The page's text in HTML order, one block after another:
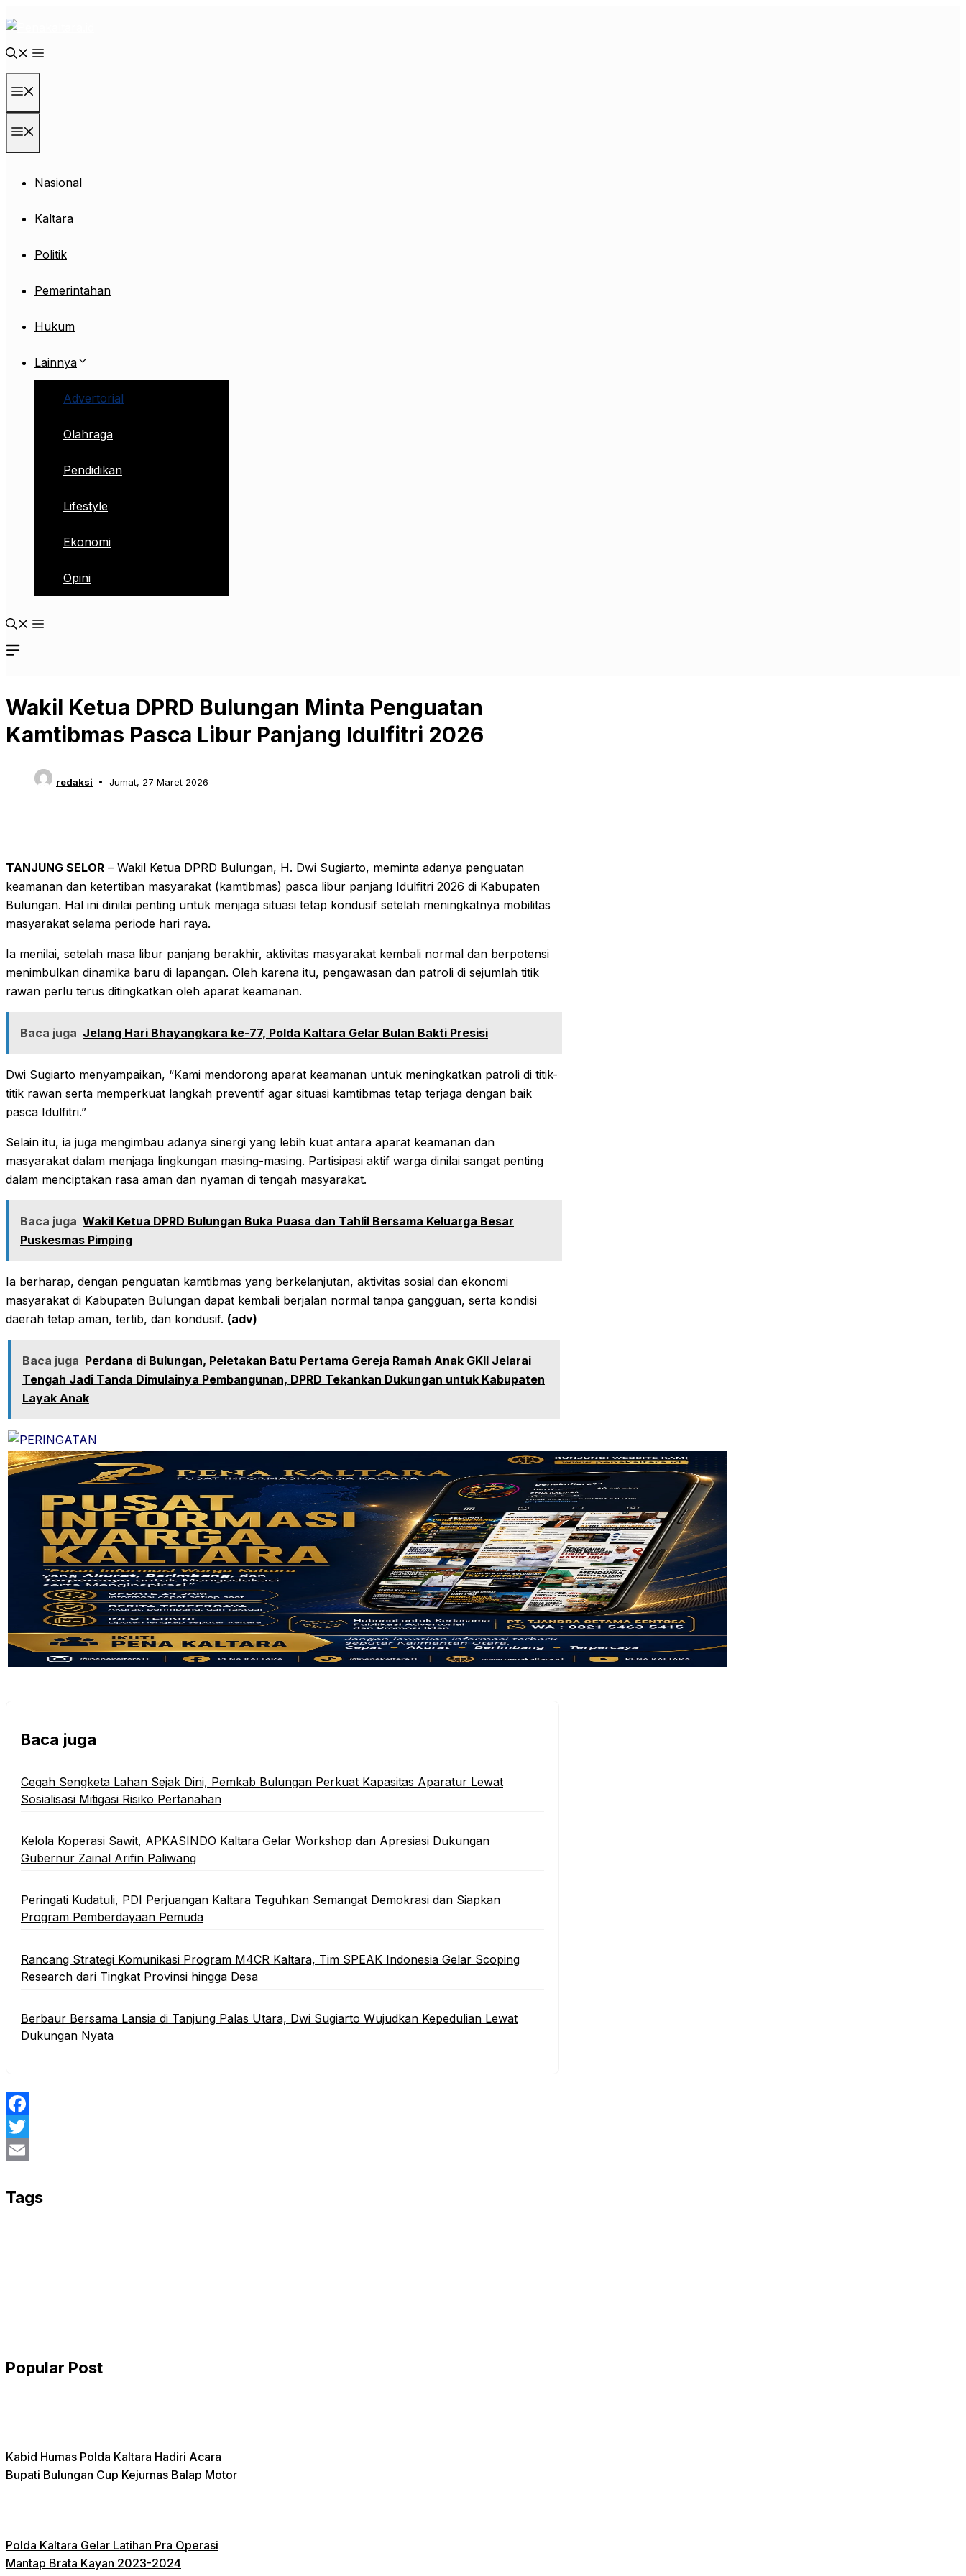
ke
isi
Nasional
Kaltara
Politik
Pemerintahan
Hukum
Lainnya
Advertorial
Olahraga
Pendidikan
Lifestyle
Ekonomi
Opini
Wakil Ketua DPRD Bulungan Minta Penguatan
Kamtibmas Pasca Libur Panjang Idulfitri 2026
redaksi Jumat, 27 Maret 2026
TANJUNG SELOR – Wakil Ketua DPRD Bulungan, H. Dwi Sugiarto, meminta adanya penguatan
keamanan dan ketertiban masyarakat (kamtibmas) pasca libur panjang Idulfitri 2026 di Kabupaten
Bulungan. Hal ini dinilai penting untuk menjaga situasi tetap kondusif setelah meningkatnya mobilitas
masyarakat selama periode hari raya.
Ia menilai, setelah masa libur panjang berakhir, aktivitas masyarakat kembali normal dan berpotensi
menimbulkan dinamika baru di lapangan. Oleh karena itu, pengawasan dan patroli di sejumlah titik
rawan perlu terus ditingkatkan oleh aparat keamanan.
Baca juga Jelang Hari Bhayangkara ke-77, Polda Kaltara Gelar Bulan Bakti Presisi
Dwi Sugiarto menyampaikan, “Kami mendorong aparat keamanan untuk meningkatkan patroli di titik-
titik rawan serta memperkuat langkah preventif agar situasi kamtibmas tetap terjaga dengan baik
pasca Idulfitri.”
Selain itu, ia juga mengimbau adanya sinergi yang lebih kuat antara aparat keamanan dan
masyarakat dalam menjaga lingkungan masing-masing. Partisipasi aktif warga dinilai sangat penting
dalam menciptakan rasa aman dan nyaman di tengah masyarakat.
Baca juga Wakil Ketua DPRD Bulungan Buka Puasa dan Tahlil Bersama Keluarga Besar
Puskesmas Pimping
Ia berharap, dengan penguatan kamtibmas yang berkelanjutan, aktivitas sosial dan ekonomi
masyarakat di Kabupaten Bulungan dapat kembali berjalan normal tanpa gangguan, serta kondisi
daerah tetap aman, tertib, dan kondusif. (adv)
Baca juga Perdana di Bulungan, Peletakan Batu Pertama Gereja Ramah Anak GKII Jelarai
Tengah Jadi Tanda Dimulainya Pembangunan, DPRD Tekankan Dukungan untuk Kabupaten
Layak Anak
Baca juga
Cegah Sengketa Lahan Sejak Dini, Pemkab Bulungan Perkuat Kapasitas Aparatur Lewat
Sosialisasi Mitigasi Risiko Pertanahan
Kelola Koperasi Sawit, APKASINDO Kaltara Gelar Workshop dan Apresiasi Dukungan
Gubernur Zainal Arifin Paliwang
Peringati Kudatuli, PDI Perjuangan Kaltara Teguhkan Semangat Demokrasi dan Siapkan
Program Pemberdayaan Pemuda
Rancang Strategi Komunikasi Program M4CR Kaltara, Tim SPEAK Indonesia Gelar Scoping
Research dari Tingkat Provinsi hingga Desa
Berbaur Bersama Lansia di Tanjung Palas Utara, Dwi Sugiarto Wujudkan Kepedulian Lewat
Dukungan Nyata
Facebook
Twitter
Tags
Popular Post
Kabid Humas Polda Kaltara Hadiri Acara
Bupati Bulungan Cup Kejurnas Balap Motor
Polda Kaltara Gelar Latihan Pra Operasi
Mantap Brata Kayan 2023-2024